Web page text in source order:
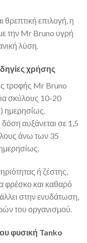
θρεπτική επιλογή, η
την Mr Bruno υγρή
λύση.
χρήσης
τροφής Mr Bruno
σκύλους 10-20
ημερησίως.
αυξάνεται σε 1,5
άνω των 35
ή ζέστης,
φρέσκο και καθαρό
στην ενυδάτωση,
του οργανισμού.
φυσική Tanko